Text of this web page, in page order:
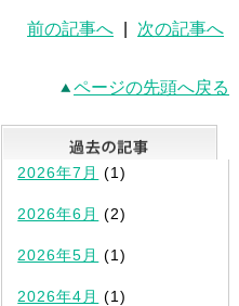
前の記事へ 次の記事へ
ページの先頭へ戻る
最新記事一覧
2026年7月 (1)
2026年6月 (2)
2026年5月 (1)
2026年4月 (1)